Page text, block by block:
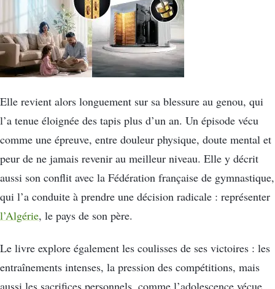
Elle revient alors longuement sur sa blessure au genou, qui
l’a tenue éloignée des tapis plus d’un an. Un épisode vécu
comme une épreuve, entre douleur physique, doute mental et
peur de ne jamais revenir au meilleur niveau. Elle y décrit
aussi son conflit avec la Fédération française de gymnastique,
qui l’a conduite à prendre une décision radicale : représenter
l’Algérie, le pays de son père.
Le livre explore également les coulisses de ses victoires : les
entraînements intenses, la pression des compétitions, mais